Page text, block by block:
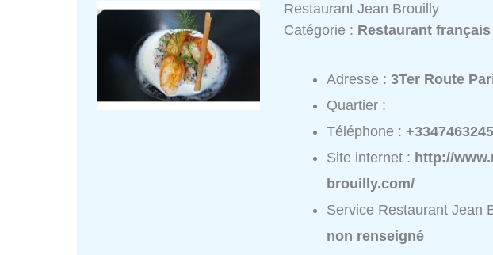
Restaurant Jean Brouilly
Catégorie : Restaurant français
Adresse :3Ter Route
Quartier :
Téléphone :
Site internet : http://
brouilly.com/
Service Restaurant Jean
non renseigné